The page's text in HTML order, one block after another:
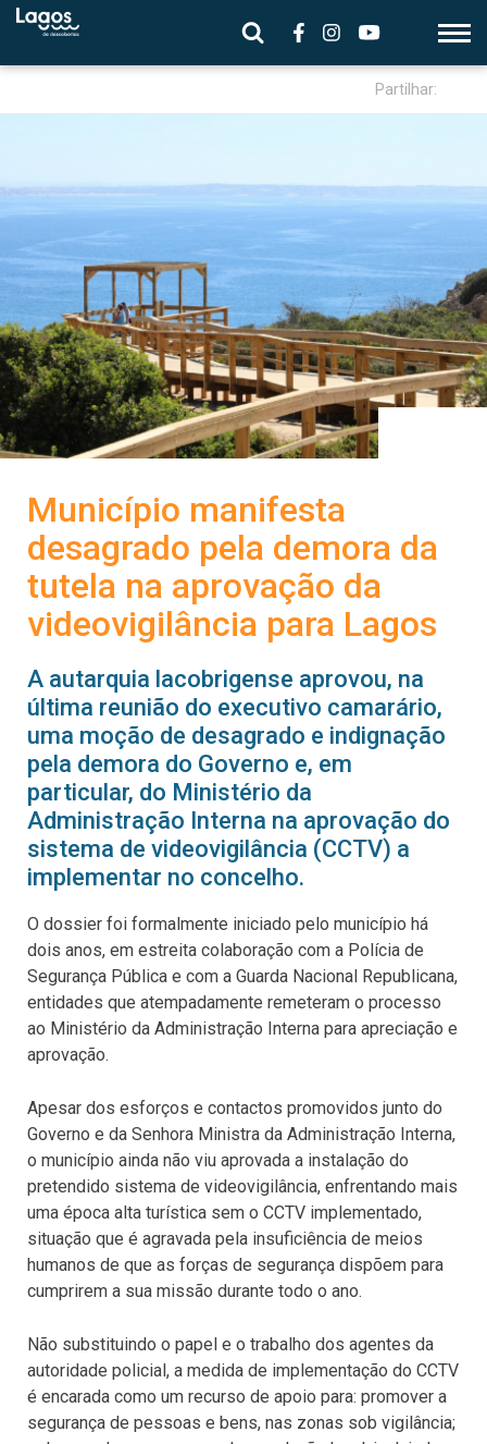
Partilhar:
Município manifesta
desagrado pela demora da
tutela na aprovação da
videovigilância para Lagos
A autarquia lacobrigense aprovou, na
última reunião do executivo camarário,
uma moção de desagrado e indignação
pela demora do Governo e, em
particular, do Ministério da
Administração Interna na aprovação do
sistema de videovigilância (CCTV) a
implementar no concelho.
O dossier foi formalmente iniciado pelo município há
dois anos, em estreita colaboração com a Polícia de
Segurança Pública e com a Guarda Nacional Republicana,
entidades que atempadamente remeteram o processo
ao Ministério da Administração Interna para apreciação e
aprovação.
Apesar dos esforços e contactos promovidos junto do
Governo e da Senhora Ministra da Administração Interna,
o município ainda não viu aprovada a instalação do
pretendido sistema de videovigilância, enfrentando mais
uma época alta turística sem o CCTV implementado,
situação que é agravada pela insuficiência de meios
humanos de que as forças de segurança dispõem para
cumprirem a sua missão durante todo o ano.
Não substituindo o papel e o trabalho dos agentes da
autoridade policial, a medida de implementação do CCTV
é encarada como um recurso de apoio para: promover a
segurança de pessoas e bens, nas zonas sob vigilância;